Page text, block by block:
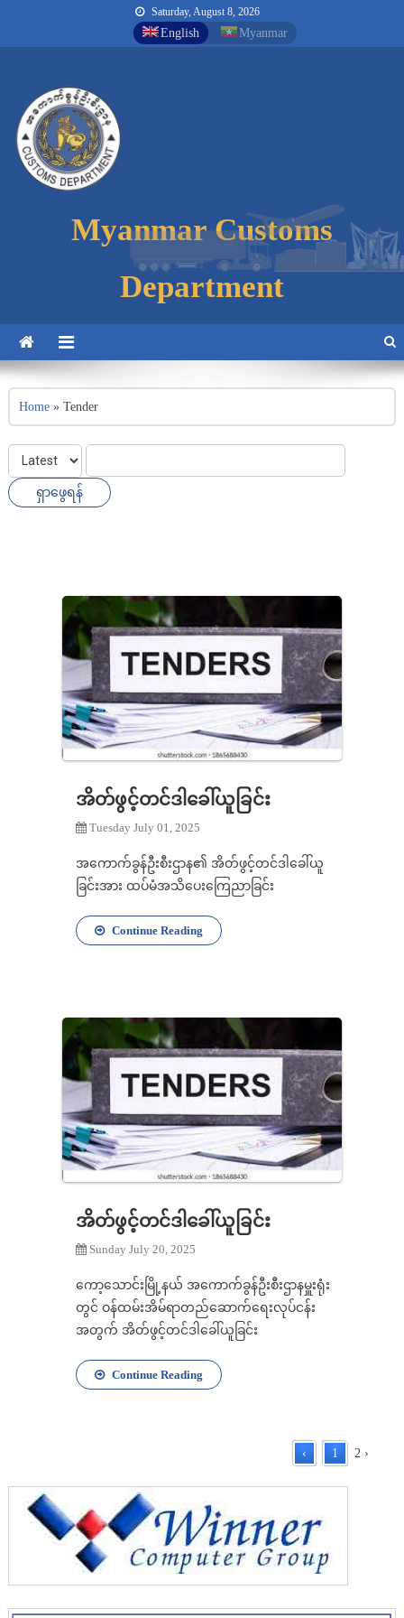
Saturday, August 8, 2026
English Myanmar
Myanmar Customs
Department
Home» Tender
အိတ်ဖွင့်တင်ဒါခေါ်ယူခြင်း
Tuesday July 01, 2025
အကောက်ခွန်ဦးစီးဌာန၏ အိတ်ဖွင့်တင်ဒါခေါ်ယူ
ခြင်းအား ထပ်မံအသိပေးကြေညာခြင်း
Continue Reading
အိတ်ဖွင့်တင်ဒါခေါ်ယူခြင်း
Sunday July 20, 2025
ကော့သောင်းမြို့နယ် အကောက်ခွန်ဦးစီးဌာနမှူးရုံး
တွင် ဝန်ထမ်းအိမ်ရာတည်ဆောက်ရေးလုပ်ငန်း
အတွက် အိတ်ဖွင့်တင်ဒါခေါ်ယူခြင်း
Continue Reading
‹ 1 2 ›